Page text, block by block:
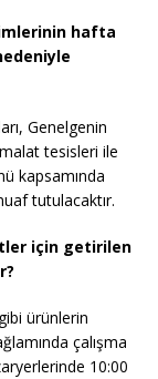
hafta
Genelgenin
tesisleri ile
kapsamında
tutulacaktır.
için getirilen
ürünlerin
çalışma
10:00